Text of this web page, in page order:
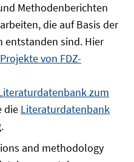
Methodenberichten
die auf Basis der
entstanden sind. Hier
von FDZ-
zum
die Literaturdatenbank
and methodology